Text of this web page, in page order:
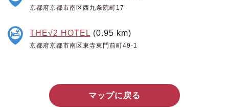
京都府京都市南区西九条院町17
THE√2 HOTEL (0.95 km)
京都府京都市南区東寺東門前町49-1
マップに戻る